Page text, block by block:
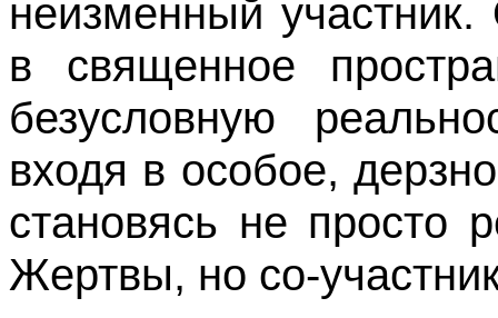
неизменный
в священное
безусловную
входя в особое,
становясь не просто
Жертвы, но со-